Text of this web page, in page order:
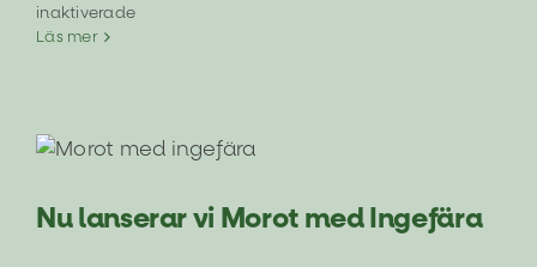
inaktiveradeför
Läs mer
Nu lanserar vi Morot med Ingefära
Nu lanserar vi Morot med Ingefära